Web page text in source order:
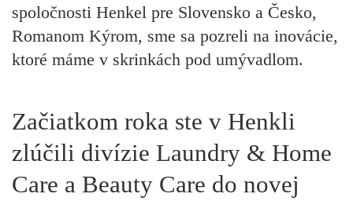
spoločnosti Henkel pre Slovensko a Česko,
Romanom Kýrom, sme sa pozreli na inovácie,
ktoré máme v skrinkách pod umývadlom.
Začiatkom roka ste v Henkli
zlúčili divízie Laundry & Home
Care a Beauty Care do novej